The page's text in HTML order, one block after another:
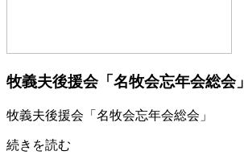
牧義夫後援会「名牧会忘年会総会」
牧義夫後援会「名牧会忘年会総会」
続きを読む